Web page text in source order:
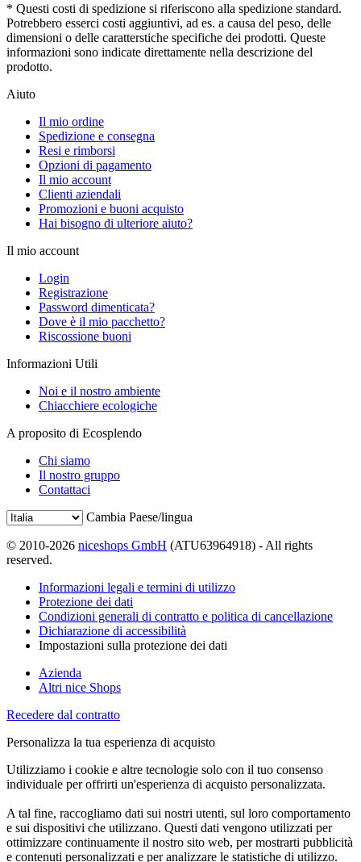
* Questi costi di spedizione si riferiscono alla spedizione standard.
Potrebbero esserci costi aggiuntivi, ad es. a causa del peso, delle
dimensioni o delle caratterstiche specifiche dei prodotti. Queste
informazioni sono indicate direttamente nella descrizione del
prodotto.
Aiuto
Il mio ordine
Spedizione e consegna
Resi e rimborsi
Opzioni di pagamento
Il mio account
Clienti aziendali
Promozioni e buoni acquisto
Hai bisogno di ulteriore aiuto?
Il mio account
Login
Registrazione
Password dimenticata?
Dove è il mio pacchetto?
Riscossione buoni
Informazioni Utili
Noi e il nostro ambiente
Chiacchiere ecologiche
A proposito di Ecosplendo
Chi siamo
Il nostro gruppo
Contattaci
Cambia Paese/lingua
© 2010-2026 niceshops GmbH (ATU63964918) - All rights
reserved.
Informazioni legali e termini di utilizzo
Protezione dei dati
Condizioni generali di contratto e politica di cancellazione
Dichiarazione di accessibilità
Impostazioni sulla protezione dei dati
Azienda
Altri nice Shops
Recedere dal contratto
Personalizza la tua esperienza di acquisto
Utilizziamo i cookie e altre tecnologie solo con il tuo consenso
individuale per offrirti un'esperienza di acquisto personalizzata.
A tal fine, raccogliamo dati sui nostri utenti, sul loro comportamento
e sui dispositivi che utilizzano. Questi dati vengono utilizzati per
ottimizzare continuamente il nostro sito web, per mostrarti pubblicità
e contenuti personalizzati e per analizzare le statistiche di utilizzo.